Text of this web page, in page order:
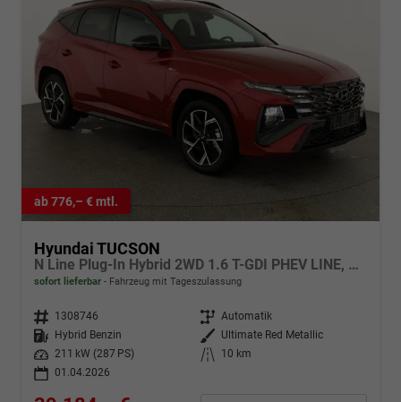
ab 776,– € mtl.
Hyundai TUCSON
N Line Plug-In Hybrid 2WD 1.6 T-GDI PHEV LINE, Navi, Kamera, Side, Winter
sofort lieferbar Fahrzeug mit Tageszulassung
Fahrzeugnr. 1308746 Getriebe Automatik
Kraftstoff
Hybrid Benzin Außenfarbe
Ultimate Red Metallic
Leistung
211 kW (287 PS) Kilometerstand
10 km
01.04.2026